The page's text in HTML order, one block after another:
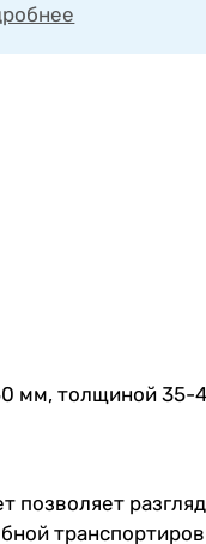
мм, толщиной 35-
позволяет